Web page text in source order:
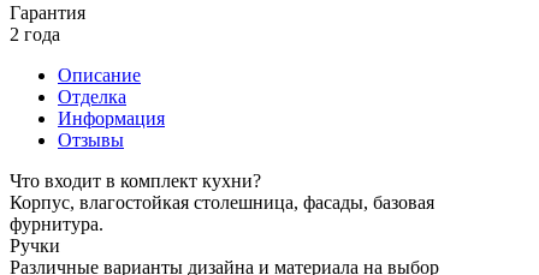
Гарантия
2 года
Описание
Отделка
Информация
Отзывы
Что входит в комплект кухни?
Корпус, влагостойкая столешница, фасады, базовая
фурнитура.
Ручки
Различные варианты дизайна и материала на выбор